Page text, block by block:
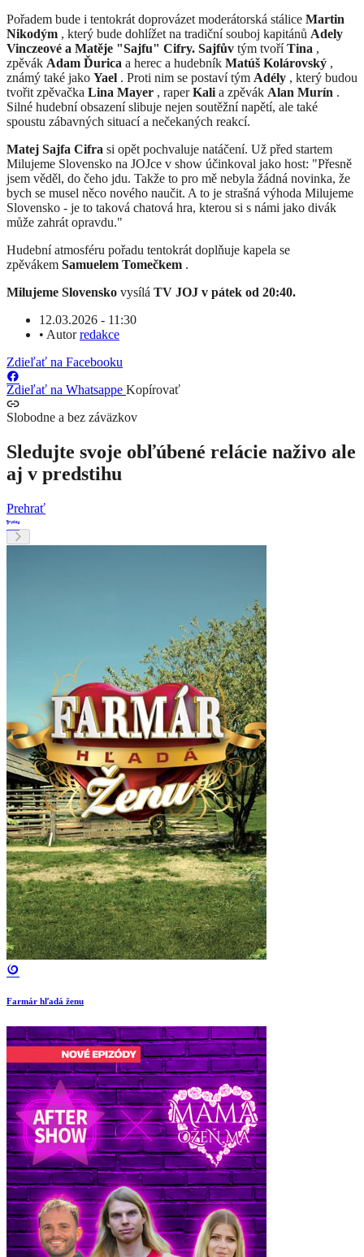
Pořadem bude i tentokrát doprovázet moderátorská stálice Martin
Nikodým , který bude dohlížet na tradiční souboj kapitánů Adely
Vinczeové a Matěje "Sajfu" Cifry. Sajfův tým tvoří Tina ,
zpěvák Adam Ďurica a herec a hudebník Matúš Kolárovský ,
známý také jako Yael . Proti nim se postaví tým Adély , který budou
tvořit zpěvačka Lina Mayer , raper Kali a zpěvák Alan Murín .
Silné hudební obsazení slibuje nejen soutěžní napětí, ale také
spoustu zábavných situací a nečekaných reakcí.
Matej Sajfa Cifra si opět pochvaluje natáčení. Už před startem
Milujeme Slovensko na JOJce v show účinkoval jako host: "Přesně
jsem věděl, do čeho jdu. Takže to pro mě nebyla žádná novinka, že
bych se musel něco nového naučit. A to je strašná výhoda Milujeme
Slovensko - je to taková chatová hra, kterou si s námi jako divák
může zahrát opravdu."
Hudební atmosféru pořadu tentokrát doplňuje kapela se
zpěvákem Samuelem Tomečkem .
Milujeme Slovensko vysílá TV JOJ v pátek od 20:40.
12.03.2026 - 11:30
• Autorredakce
Zdieľať na Facebooku
Zdieľať na Whatsappe Kopírovať
Slobodne a bez záväzkov
Sledujte svoje obľúbené relácie naživo ale
aj v predstihu
Prehrať
Farmár hľadá ženu